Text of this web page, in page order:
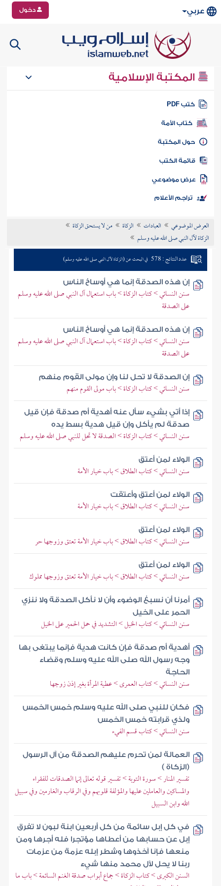
عربي دخول
المكتبة الإسلامية
كتب PDF
كتاب الأمة
المكتبة
الكتب
موضوعي
تراجم الأعلام
العرض الموضوعي العبادات الزكاة
من لا يستحق الزكاة
الزكاة لآل النبي صلى الله عليه وسلم
عدد النتائج : 578 في البحث عن (الزكاة لآل النبي صلى الله عليه وسلم)
إن هذه الصدقة إنما هي أوساخ الناس
سنن النسائي > كتاب الزكاة > باب استعمال آل النبي صلى الله عليه وسلم
على الصدقة
إن هذه الصدقة إنما هي أوساخ الناس
سنن النسائي > كتاب الزكاة > باب استعمال آل النبي صلى الله عليه وسلم
على الصدقة
إن الصدقة لا تحل لنا وإن مولى القوم منهم
سنن النسائي > كتاب الزكاة > باب مولى القوم منهم
إذا أتي بشيء سأل عنه أهدية أم صدقة فإن قيل
صدقة لم يأكل وإن قيل هدية بسط يده
سنن النسائي > كتاب الزكاة > الصدقة لا تحل للنبي صلى الله عليه وسلم
الولاء لمن أعتق
سنن النسائي > كتاب الطلاق > باب خيار الأمة
الولاء لمن أعتق وأعتقت
سنن النسائي > كتاب الطلاق > باب خيار الأمة
الولاء لمن أعتق
سنن النسائي > كتاب الطلاق > باب خيار الأمة تعتق وزوجها حر
الولاء لمن أعتق
سنن النسائي > كتاب الطلاق > باب خيار الأمة تعتق وزوجها مملوك
أمرنا أن نسبغ الوضوء وأن لا نأكل الصدقة ولا ننزي
الحمر على الخيل
سنن النسائي > كتاب الخيل > التشديد في حمل الحمير على الخيل
أهدية أم صدقة فإن كانت هدية فإنما يبتغى بها
وجه رسول الله صلى الله عليه وسلم وقضاء
الحاجة
سنن النسائي > كتاب العمرى > عطية المرأة بغير إذن زوجها
فكان للنبي صلى الله عليه وسلم خمس الخمس
ولذي قرابته خمس الخمس
سنن النسائي > كتاب قسم الفيء
العمالة لمن تحرم عليهم الصدقة من آل الرسول
(الزكاة )
تفسير المنار > سورة التوبة > تفسير قوله تعالى إنما الصدقات للفقراء
والمساكين والعاملين عليها والمؤلفة قلوبهم وفي الرقاب والغارمين وفي سبيل
الله وابن السبيل
في كل إبل سائمة من كل أربعين ابنة لبون لا تفرق
إبل عن حسابها من أعطاها مؤتجرا فله أجرها ومن
منعها فإنا آخذوها وشطر إبله عزمة من عزمات
ربنا لا يحل لآل محمد منها شيء
السنن الكبرى > كتاب الزكاة > جماع أبواب صدقة الغنم السائمة > باب ما